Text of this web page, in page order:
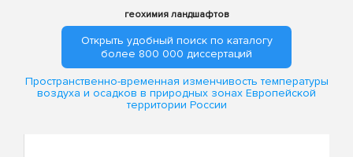
геохимия ландшафтов
Открыть удобный поиск по каталогу
более 800 000 диссертаций
Пространственно-временная изменчивость температуры
воздуха и осадков в природных зонах Европейской
территории России